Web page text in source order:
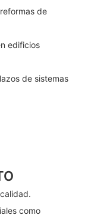
de
edificios
de sistemas
como